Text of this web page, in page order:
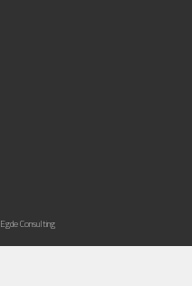
Egde Consulting